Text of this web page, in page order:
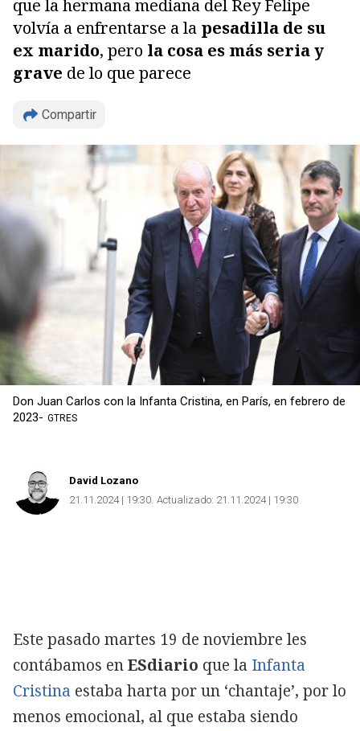
que la hermana mediana del Rey Felipe
volvía a enfrentarse a la pesadilla de su
ex marido, pero la cosa es más seria y
grave de lo que parece
Compartir
Copiar
Don Juan Carlos con la Infanta Cristina, en París, en febrero de
2023- GTRES
David Lozano
21.11.2024 | 19:30 Actualizado: 21.11.2024 | 19:30
Este pasado martes 19 de noviembre les
contábamos enESdiario que la Infanta
Cristina estaba harta por un ‘chantaje’, por lo
menos emocional, al que estaba siendo